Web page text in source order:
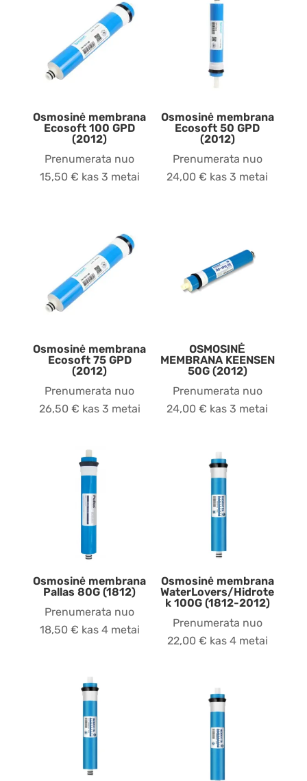
Osmosinė membrana
Ecosoft 100 GPD
(2012)
Prenumerata nuo
15,50 € kas 3 metai
Osmosinė membrana
Ecosoft 50 GPD
(2012)
Prenumerata nuo
24,00€ kas 3 metai
Osmosinė membrana
Ecosoft 75 GPD
(2012)
Prenumerata nuo
26,50 € kas 3 metai
OSMOSINĖ
MEMBRANA KEENSEN
50G (2012)
Prenumerata nuo
24,00€ kas 3 metai
Osmosinė membrana
Pallas 80G (1812)
Prenumerata nuo
18,50 € kas 4 metai
Osmosinė membrana
WaterLovers/Hidrote
k 100G (1812-2012)
Prenumerata nuo
22,00 € kas 4 metai